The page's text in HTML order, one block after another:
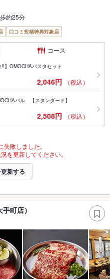
約25分
口コミ投稿特典対象店
コース
】OMOCHAパスタセット
2,046円 （税込）
バル 【スタンダード】
2,508円 （税込）
敗しました。
を更新してください。
新する
町店）